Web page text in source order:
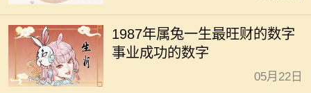
1987年属兔一生最旺财的数字
事业成功的数字
05月22日